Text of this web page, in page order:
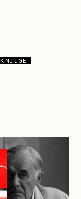
KNJIGE